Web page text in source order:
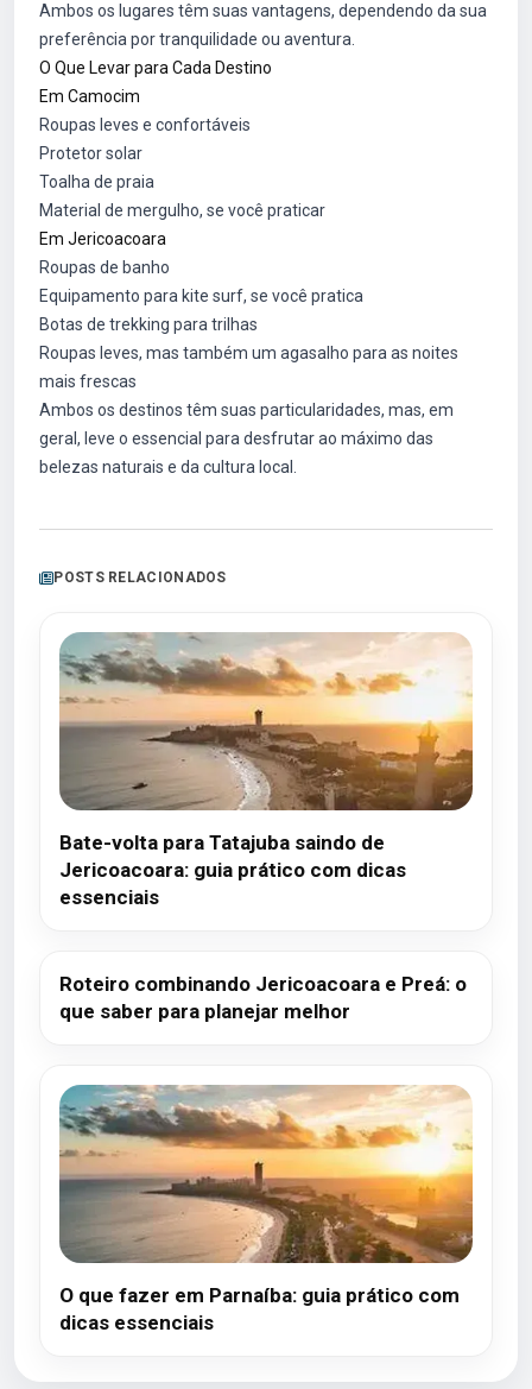
Ambos os lugares têm suas vantagens, dependendo da sua
preferência por tranquilidade ou aventura.
O Que Levar para Cada Destino
Em Camocim
Roupas leves e confortáveis
Protetor solar
Toalha de praia
Material de mergulho, se você praticar
Em Jericoacoara
Roupas de banho
Equipamento para kite surf, se você pratica
Botas de trekking para trilhas
Roupas leves, mas também um agasalho para as noites
mais frescas
Ambos os destinos têm suas particularidades, mas, em
geral, leve o essencial para desfrutar ao máximo das
belezas naturais e da cultura local.
POSTS RELACIONADOS
Bate-volta para Tatajuba saindo de
Jericoacoara: guia prático com dicas
essenciais
Roteiro combinando Jericoacoara e Preá: o
que saber para planejar melhor
O que fazer em Parnaíba: guia prático com
dicas essenciais